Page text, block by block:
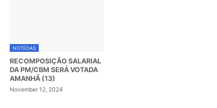
NOTÍCIAS
RECOMPOSIÇÃO SALARIAL
DA PM/CBM SERÁ VOTADA
AMANHÃ (13)
November 12, 2024